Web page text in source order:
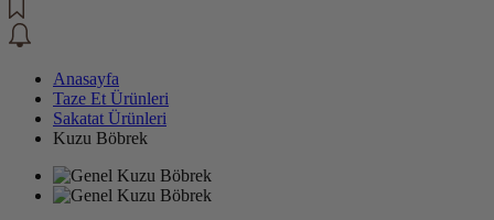
Anasayfa
Taze Et Ürünleri
Sakatat Ürünleri
Kuzu Böbrek